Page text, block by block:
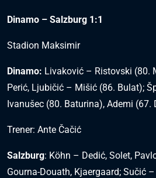
Dinamo – Salzburg 1:1
Stadion Maksimir
Dinamo: Livaković – Ristovski (80.
Perić, Ljubičić – Mišić (86. Bulat);
Ivanušec (80. Baturina), Ademi
Trener: Ante Čačić
Salzburg: Köhn – Dedić, Solet,
Gourna-Douath, Kjaergaard; Sučić